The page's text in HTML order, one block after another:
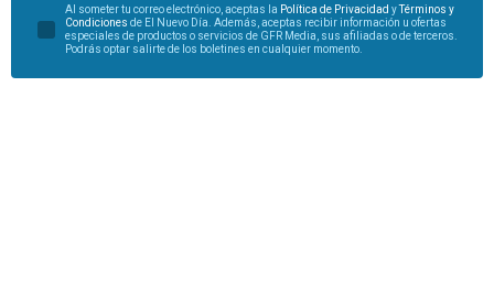
Al someter tu correo electrónico, aceptas la Política de Privacidad yTérminos y
Condiciones de El Nuevo Día. Además, aceptas recibir información u ofertas
especiales de productos o servicios de GFR Media, sus afiliadas o de terceros.
Podrás optar salirte de los boletines en cualquier momento.